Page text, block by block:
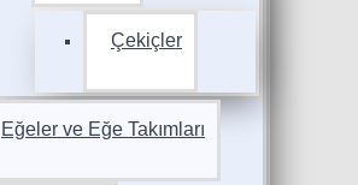
Çekiçler
Eğeler ve Eğe Takımları